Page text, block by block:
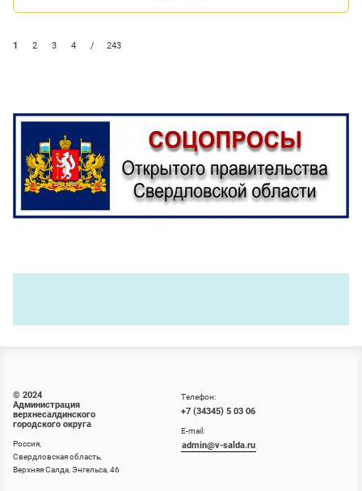
1 2 3 4 / 243
© 2024
Администрация
верхнесалдинского
городского округа
Россия,
Свердловская область,
Верхняя Салда, Энгельса, 46
Телефон:
+7 (34345) 5 03 06
E-mail:
admin@v-salda.ru